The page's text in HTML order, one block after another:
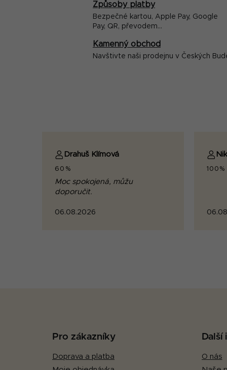
Způsoby platby
Bezpečné kartou, Apple Pay, Google
Pay, QR, převodem...
Kamenný obchod
Navštivte naši prodejnu v Českých
Drahuš Klímová
60%
Moc spokojená, můžu
doporučit.
06.08.2026
100%
Pro zákazníky
Doprava a platba
Další
O nás